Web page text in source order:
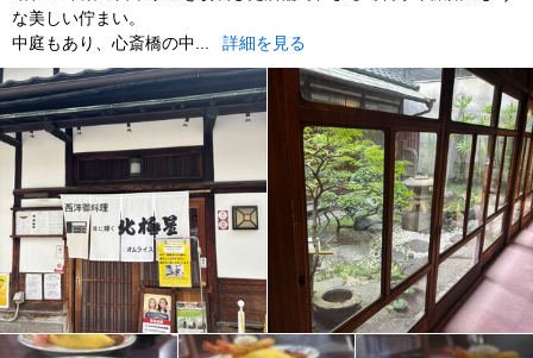
な美しい佇まい。
中庭もあり、心斎橋の中...
詳細を見る